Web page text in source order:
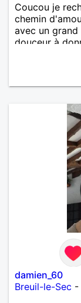
Coucou je
chemin
avec un
douceur à
j'habite dans
fan de
damien_60
Breuil-le-Sec -